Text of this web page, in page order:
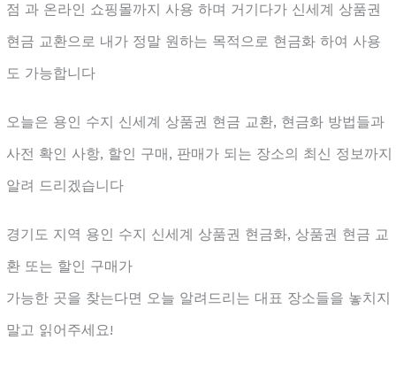
점 과 온라인 쇼핑몰까지 사용 하며 거기다가 신세계 상품권
현금 교환으로 내가 정말 원하는 목적으로 현금화 하여 사용
도 가능합니다
오늘은 용인 수지 신세계 상품권 현금 교환, 현금화 방법들과
사전 확인 사항, 할인 구매, 판매가 되는 장소의 최신 정보까지
알려 드리겠습니다
경기도 지역 용인 수지 신세계 상품권 현금화, 상품권 현금 교
환 또는 할인 구매가
가능한 곳을 찾는다면 오늘 알려드리는 대표 장소들을 놓치지
말고 읽어주세요!